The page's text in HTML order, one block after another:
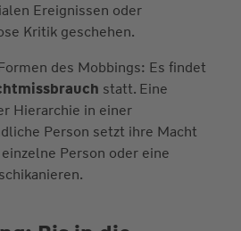
Ereignissen oder
Kritik geschehen.
des Mobbings: Es findet
statt. Eine
Hierarchie in einer
Person setzt ihre Macht
Person oder eine